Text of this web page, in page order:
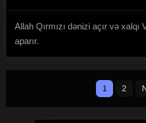
Allah Qırmızı dənizi açır və
aparır.
1 2